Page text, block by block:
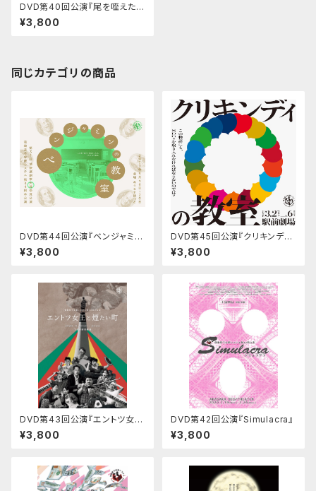
DVD第40回公演『尾を咥えたり
愚者の口』
¥3,800
同じカテゴリの商品
DVD第44回公演『ベンジャミン
の教室』
¥3,800
DVD第45回公演『クリキンディ
の教室』
¥3,800
DVD第43回公演『エントツ女王
と煙たい町』
¥3,800
DVD第42回公演『Simulacra』
¥3,800